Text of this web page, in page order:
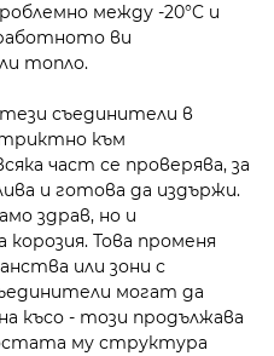
между -20°C и
ви
топло.
съединители в
към
част се проверява, за
и готова да издържи.
здрав, но и
Това променя
или зони с
могат да
късо - този продължава
му структура